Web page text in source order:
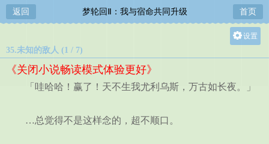
返回 梦轮回Ⅱ：我与宿命共同升级 首页
设置
中
35.未知的敌人 (1 / 7)
《关闭小说畅读模式体验更好》
「哇哈哈！赢了！天不生我尤利乌斯，万古如长夜。」
…总觉得不是这样念的，超不顺口。